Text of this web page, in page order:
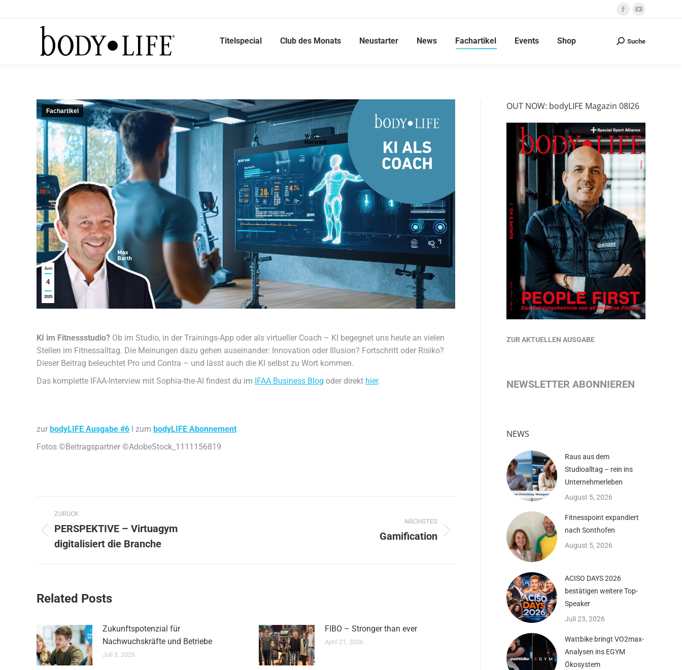
Facebook
opens
YouTube
opens
Titelspecial Club des Monats Neustarter News Fachartikel Events Shop Search:
Suche
Juni
4
2025
Fachartikel
KI im Fitnessstudio? Ob im Studio, in der Trainings-App oder als virtueller Coach – KI begegnet uns heute an vielen
Stellen im Fitnessalltag. Die Meinungen dazu gehen auseinander: Innovation oder Illusion? Fortschritt oder Risiko?
Dieser Beitrag beleuchtet Pro und Contra – und lässt auch die KI selbst zu Wort kommen.
Das komplette IFAA-Interview mit Sophia-the-AI findest du im IFAA Business Blog oder direkt hier.
zur bodyLIFE Ausgabe #6 I zum bodyLIFE Abonnement
Fotos ©Beitragspartner ©AdobeStock_1111156819
Kommentarnavigation
ZURÜCK
Beitrag:
PERSPEKTIVE – Virtuagym
digitalisiert die Branche
NÄCHSTES
Gamification
Related Posts
Zukunftspotenzial für
Nachwuchskräfte und Betriebe
Juli 3, 2026
FIBO – Stronger than ever
April 21, 2026
OUT NOW: bodyLIFE Magazin 08I26
ZUR AKTUELLEN AUSGABE
NEWSLETTER ABONNIEREN
NEWS
Raus aus dem
Studioalltag – rein ins
Unternehmerleben
August 5, 2026
Fitnesspoint expandiert
nach Sonthofen
August 5, 2026
ACISO DAYS 2026
bestätigen weitere Top-
Speaker
Juli 23, 2026
Wattbike bringt VO2max-
Analysen ins EGYM
Ökosystem